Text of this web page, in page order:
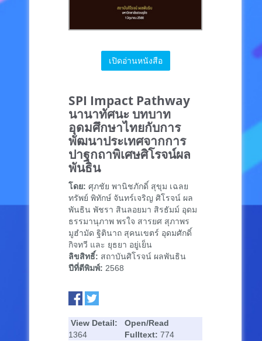
เปิดอ่านหนังสือ
SPI Impact Pathway
นานาทัศนะ บทบาท
อุดมศึกษาไทยกับการ
พัฒนาประเทศจากการ
ปาฐกถาพิเศษศิโรจน์ผล
พันธิน
โดย: ศุภชัย พานิชภักดิ์ สุขุม เฉลย
ทรัพย์ พิทักษ์ จันทร์เจริญ ศิโรจน์ ผล
พันธิน พัชรา สินลอยมา สิรธัมม์ อุดม
ธรรมานุภาพ พรใจ สารยศ สุภาพร
มูฮำมัด ฐิตินาถ สุคนเขตร์ อุดมศักดิ์
กิจทวี และ ยุธยา อยู่เย็น
ลิขสิทธิ์: สถาบันศิโรจน์ ผลพันธิน
ปีที่ตีพิมพ์: 2568
View Detail:
1364
Open/Read
Fulltext: 774